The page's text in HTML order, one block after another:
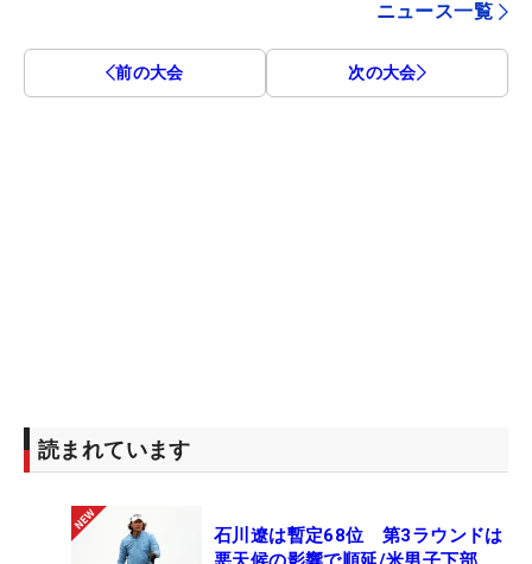
ニュース一覧
前の大会 次の大会
読まれています
石川遼は暫定68位 第3ラウンドは